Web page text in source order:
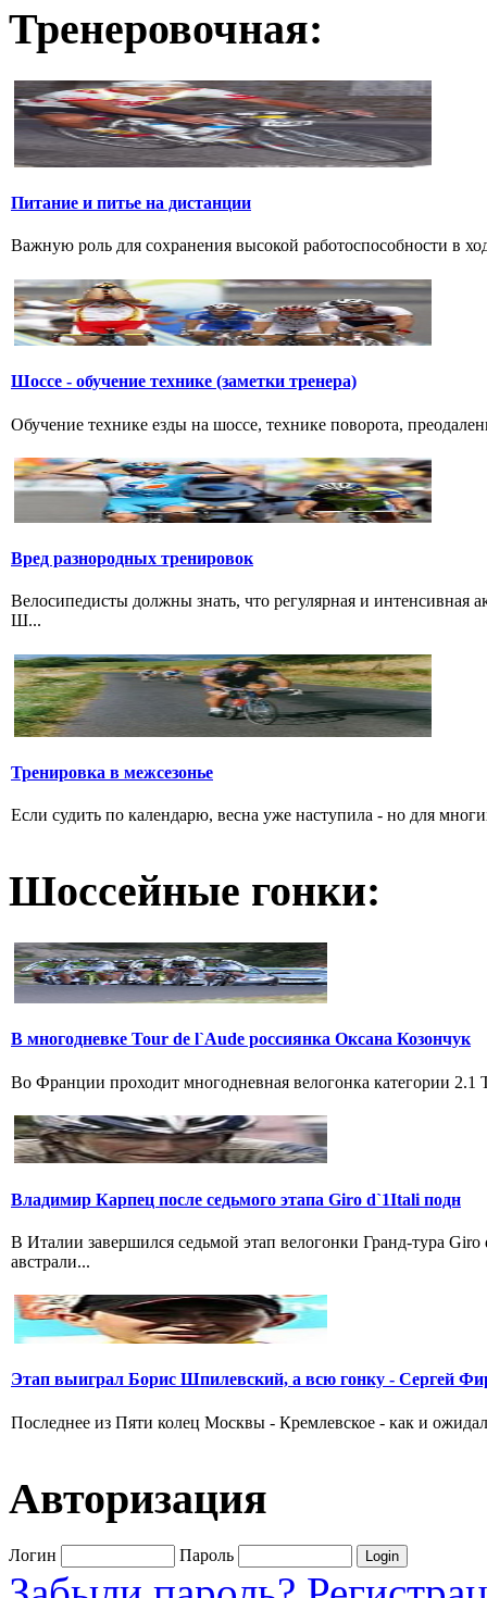
Тренеровочная:
Питание и питье на дистанции
Важную роль для сохранения высокой работоспособности в
Шоссе - обучение технике (заметки тренера)
Обучение технике езды на шоссе, технике поворота,
Вред разнородных тренировок
Велосипедисты должны знать, что регулярная и интенсивная
Ш...
Тренировка в межсезонье
Если судить по календарю, весна уже наступила - но для
Шоссейные гонки:
В многодневке Tour de l`Aude россиянка Оксана Козончук
Во Франции проходит многодневная велогонка категории
Владимир Карпец после седьмого этапа Giro d`1Itali подн
В Италии завершился седьмой этап велогонки Гранд-тура
австрали...
Этап выиграл Борис Шпилевский, а всю гонку - Сергей
Последнее из Пяти колец Москвы - Кремлевское - как и
Авторизация
Логин Пароль